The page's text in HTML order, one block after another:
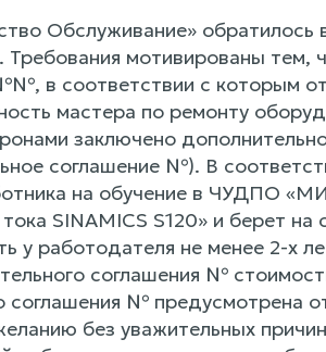
Обслуживание» обратилось
мотивированы тем,
в соответствии с которым
мастера по ремонту
заключено
соглашение №). В
на обучение в ЧУДПО
SINAMICS S120» и берет
у работодателя не менее 2-х
соглашения №
соглашения № предусмотрена
без уважительных